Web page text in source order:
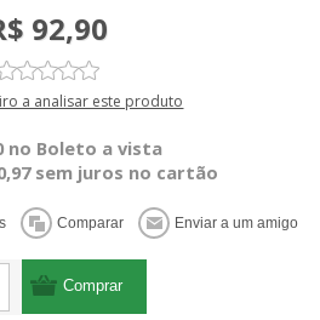
92,90
a analisar este produto
no Boleto a vista
sem juros no cartão